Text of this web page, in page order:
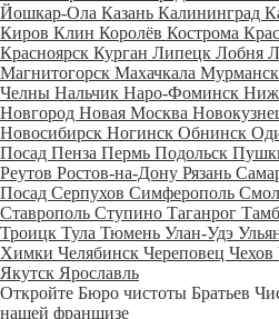
Йошкар-Ола Казань Калининград
Киров Клин Королёв Кострома
Красноярск Курган Липецк Лобня
Магнитогорск Махачкала Мурманск
Челны Нальчик Наро-Фоминск
Новгород Новая Москва
Новосибирск Ногинск Обнинск
Посад Пенза Пермь Подольск
Реутов Ростов-на-Дону Рязань
Посад Серпухов Симферополь
Ставрополь Ступино Таганрог
Троицк Тула Тюмень Улан-Удэ
Химки Челябинск Череповец Чехов
Якутск Ярославль
Откройте Бюро чистоты Братьев
нашей франшизе